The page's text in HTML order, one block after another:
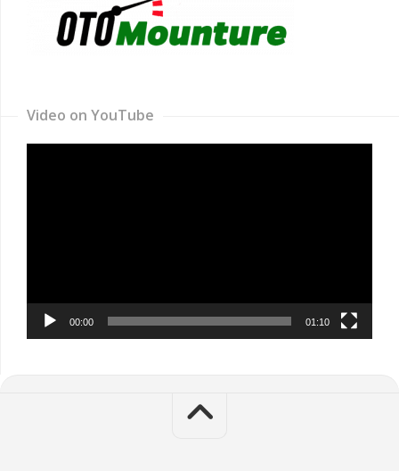
Video on YouTube
00:00 01:10